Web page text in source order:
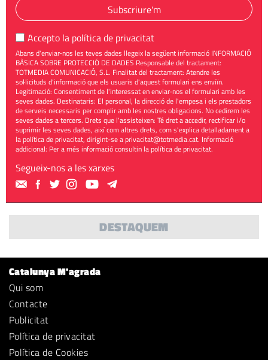
Subscriure'm
Accepto la política de privacitat
Abans d'enviar-nos les teves dades llegeix la següent informació INFORMACIÓ
BÀSICA SOBRE PROTECCIÓ DE DADES Responsable del tractament:
TOTMEDIA COMUNICACIÓ, S.L. Finalitat del tractament: Atendre les
sol·licituds d'informació que els usuaris d'aquest formulari ens enviïn.
Legitimació: Consentiment de l'interessat en enviar-nos el formulari amb les
seves dades. Destinataris: El personal, la direcció de l'empesa i els prestadors
de serveis necessaris per complir amb les nostres obligacions. No cedirem les
seves dades a tercers. Drets que l'assisteixen: Té dret a accedir, rectificar i/o
suprimir les seves dades, així com altres drets, com s'explica detalladament a
la política de privacitat, dirigint-se aprivacitat@totmedia.cat. Informació
addicional: Per a més informació consultin lapolítica de privacitat.
Segueix-nos a les xarxes
DESTAQUEM
Catalunya M'agrada
Qui som
Contacte
Publicitat
Política de privacitat
Política de Cookies